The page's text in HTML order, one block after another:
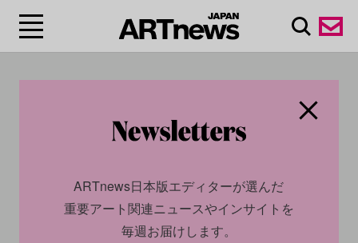
ARTnews日本版エディターが選んだ
重要アート関連ニュースやインサイトを
毎週お届けします。